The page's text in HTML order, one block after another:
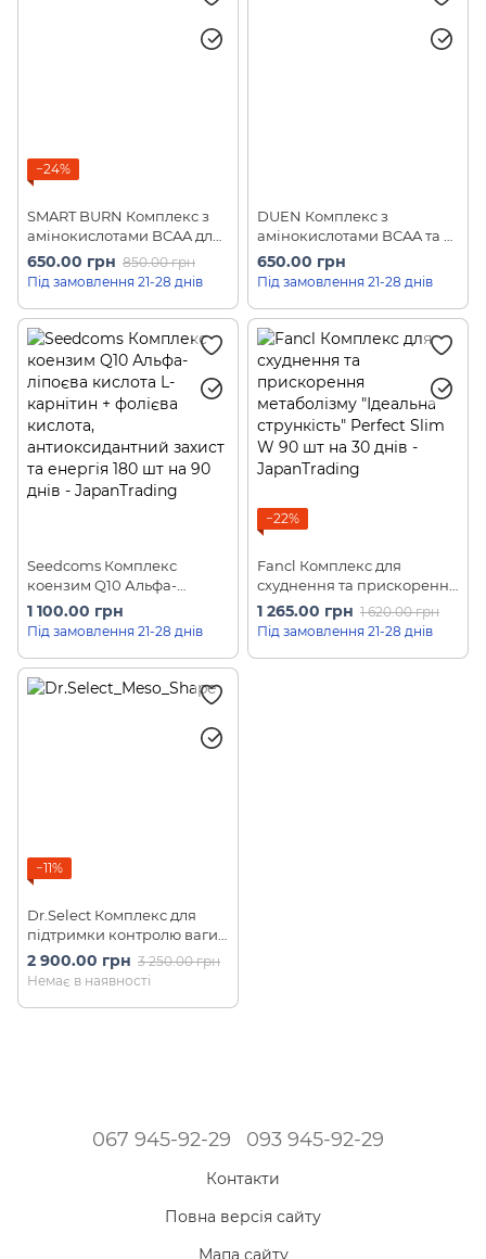
−24%
SMART BURN Комплекс з
амінокислотами BCAA для
схуднення 30 таб на 30
днів
650.00 грн 850.00 грн
Під замовлення 21-28 днів
DUEN Комплекс з
амінокислотами BCAA та L-
карнітином для схуднення
та набору м'язової маси
FIRE BURST 30 таб на 30
днів
650.00 грн
Під замовлення 21-28 днів
Seedcoms Комплекс
коензим Q10 Альфа-
ліпоєва кислота, L-
карнітин + фолієва
кислота, антиоксидантний
захист та енергія 180 шт на
90 днів
1 100.00 грн
Під замовлення 21-28 днів
−22%
Fancl Комплекс для
схуднення та прискорення
метаболізму "Ідеальна
стрункість" Perfect Slim W
90 шт на 30 днів
1 265.00 грн 1 620.00 грн
Під замовлення 21-28 днів
−11%
Dr.Select Комплекс для
підтримки контролю ваги
та балансу харчування
Meso Shape 180 шт на 30
2 900.00 грн 3 250.00 грн
Немає в наявності
067 945-92-29 093 945-92-29
Контакти
Повна версія сайту
Мапа сайту